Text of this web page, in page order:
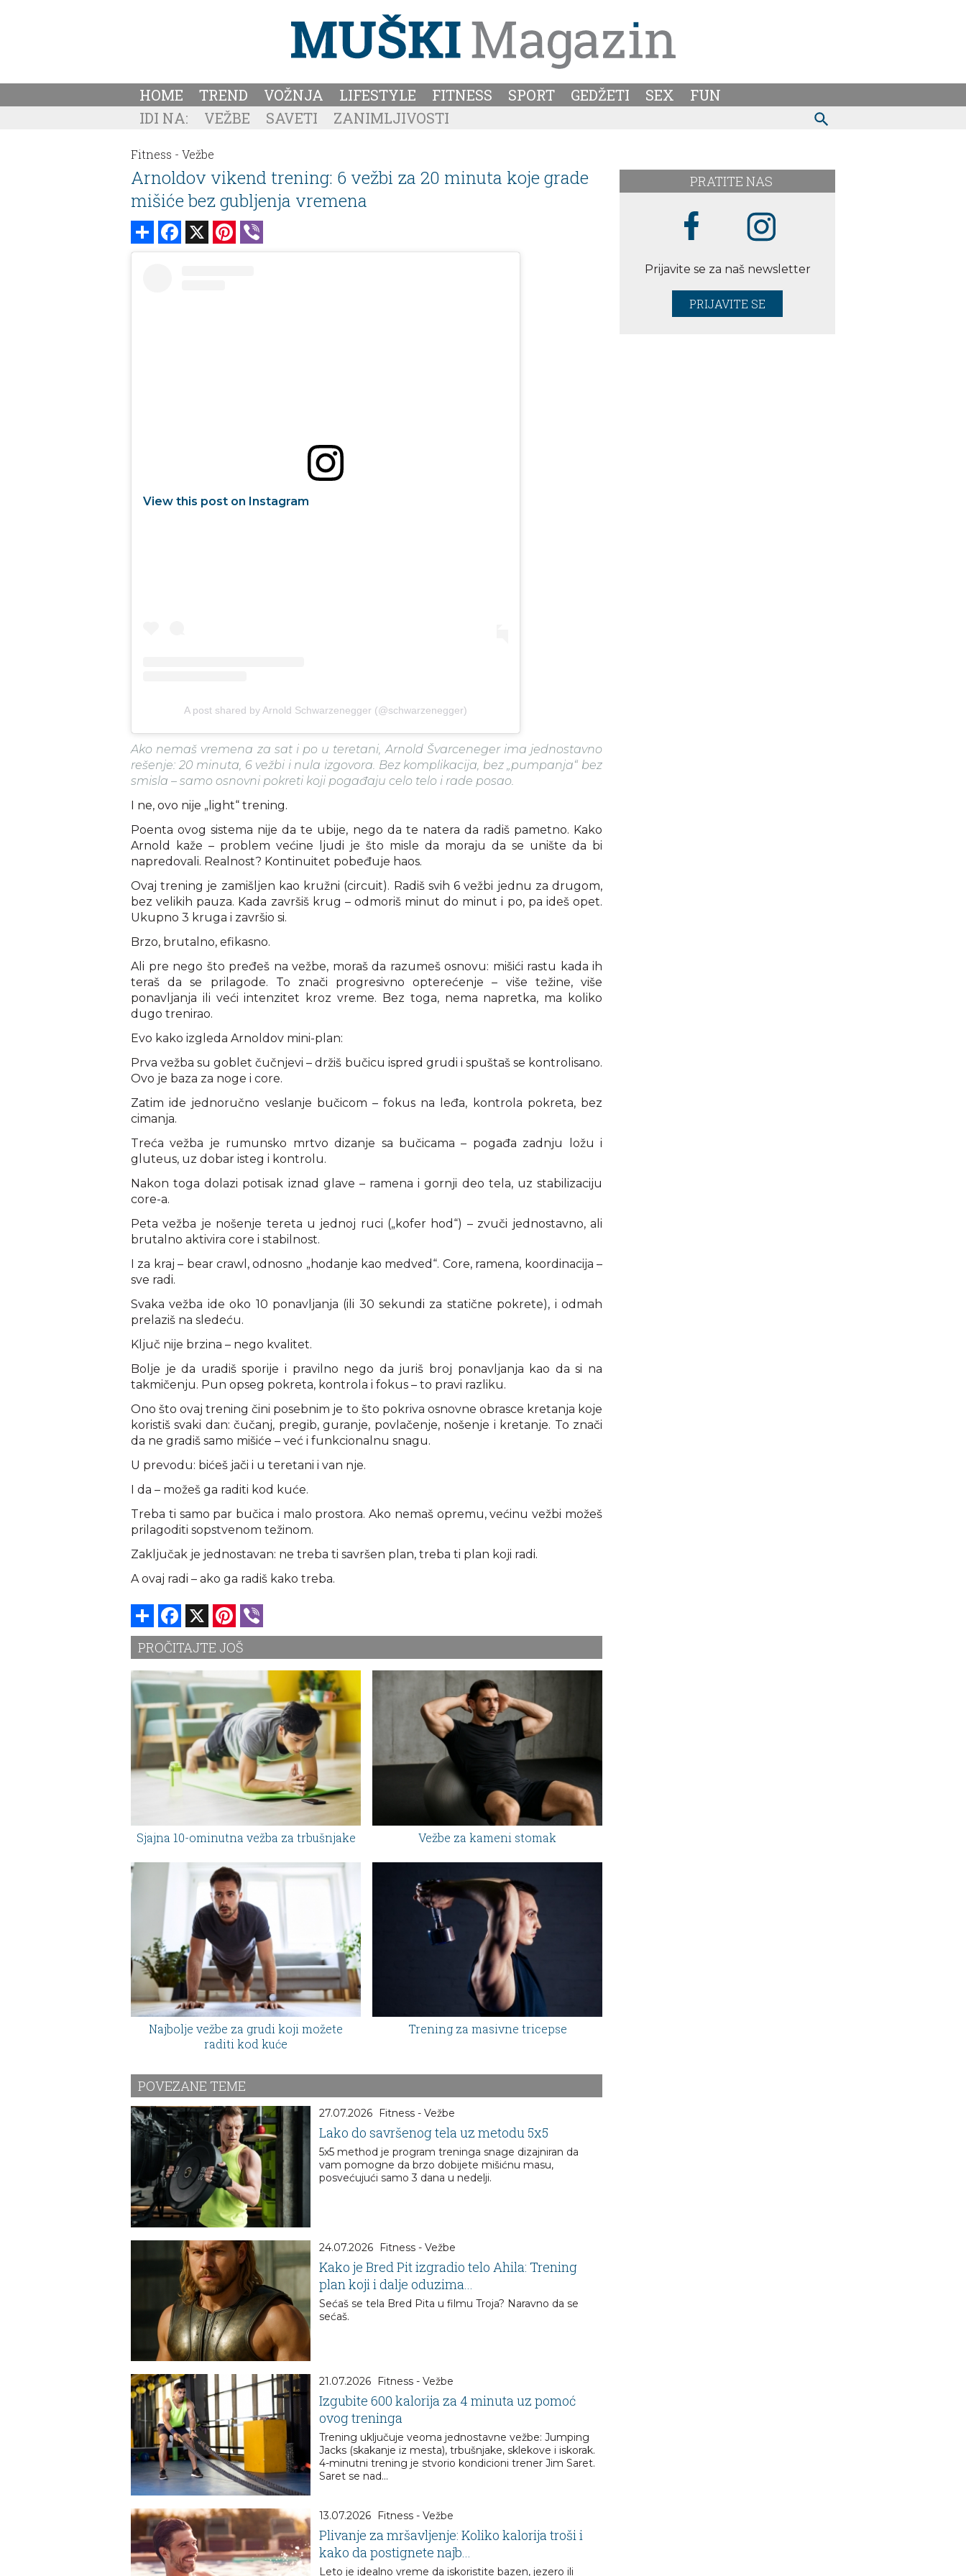
HOME TREND VOŽNJA LIFESTYLE FITNESS SPORT GEDŽETI SEX
FUN
IDI NA:
VEŽBE SAVETI ZANIMLJIVOSTI
Fitness - Vežbe
Arnoldov vikend trening: 6 vežbi za 20 minuta koje grade
mišiće bez gubljenja vremena
Share Facebook Pinterest
View this post on Instagram
A post shared by Arnold Schwarzenegger (@schwarzenegger)
Ako nemaš vremena za sat i po u teretani, Arnold Švarceneger ima jednostavno
rešenje: 20 minuta, 6 vežbi i nula izgovora. Bez komplikacija, bez „pumpanja“ bez
smisla – samo osnovni pokreti koji pogađaju celo telo i rade posao.
I ne, ovo nije „light“ trening.
Poenta ovog sistema nije da te ubije, nego da te natera da radiš pametno. Kako
Arnold kaže – problem većine ljudi je što misle da moraju da se unište da bi
napredovali. Realnost? Kontinuitet pobeđuje haos.
Ovaj trening je zamišljen kao kružni (circuit). Radiš svih 6 vežbi jednu za drugom,
bez velikih pauza. Kada završiš krug – odmoriš minut do minut i po, pa ideš opet.
Ukupno 3 kruga i završio si.
Brzo, brutalno, efikasno.
Ali pre nego što pređeš na vežbe, moraš da razumeš osnovu: mišići rastu kada ih
teraš da se prilagode. To znači progresivno opterećenje – više težine, više
ponavljanja ili veći intenzitet kroz vreme. Bez toga, nema napretka, ma koliko
dugo trenirao.
Evo kako izgleda Arnoldov mini-plan:
Prva vežba su goblet čučnjevi – držiš bučicu ispred grudi i spuštaš se kontrolisano.
Ovo je baza za noge i core.
Zatim ide jednoručno veslanje bučicom – fokus na leđa, kontrola pokreta, bez
cimanja.
Treća vežba je rumunsko mrtvo dizanje sa bučicama – pogađa zadnju ložu i
gluteus, uz dobar isteg i kontrolu.
Nakon toga dolazi potisak iznad glave – ramena i gornji deo tela, uz stabilizaciju
core-a.
Peta vežba je nošenje tereta u jednoj ruci („kofer hod“) – zvuči jednostavno, ali
brutalno aktivira core i stabilnost.
I za kraj – bear crawl, odnosno „hodanje kao medved“. Core, ramena, koordinacija –
sve radi.
Svaka vežba ide oko 10 ponavljanja (ili 30 sekundi za statične pokrete), i odmah
prelaziš na sledeću.
Ključ nije brzina – nego kvalitet.
Bolje je da uradiš sporije i pravilno nego da juriš broj ponavljanja kao da si na
takmičenju. Pun opseg pokreta, kontrola i fokus – to pravi razliku.
Ono što ovaj trening čini posebnim je to što pokriva osnovne obrasce kretanja koje
koristiš svaki dan: čučanj, pregib, guranje, povlačenje, nošenje i kretanje. To znači
da ne gradiš samo mišiće – već i funkcionalnu snagu.
U prevodu: bićeš jači i u teretani i van nje.
I da – možeš ga raditi kod kuće.
Treba ti samo par bučica i malo prostora. Ako nemaš opremu, većinu vežbi možeš
prilagoditi sopstvenom težinom.
Zaključak je jednostavan: ne treba ti savršen plan, treba ti plan koji radi.
A ovaj radi – ako ga radiš kako treba.
Share Facebook Pinterest
PROČITAJTE JOŠ
Sjajna 10-ominutna vežba za trbušnjake Vežbe za kameni stomak
Najbolje vežbe za grudi koji možete
raditi kod kuće
Trening za masivne tricepse
POVEZANE TEME
27.07.2026 Fitness - Vežbe
Lako do savršenog tela uz metodu 5x5
5x5 method je program treninga snage dizajniran da
vam pomogne da brzo dobijete mišićnu masu,
posvećujući samo 3 dana u nedelji.
24.07.2026 Fitness - Vežbe
Kako je Bred Pit izgradio telo Ahila: Trening
plan koji i dalje oduzima...
Sećaš se tela Bred Pita u filmu Troja? Naravno da se
sećaš.
21.07.2026 Fitness - Vežbe
Izgubite 600 kalorija za 4 minuta uz pomoć
ovog treninga
Trening uključuje veoma jednostavne vežbe: Jumping
Jacks (skakanje iz mesta), trbušnjake, sklekove i iskorak.
4-minutni trening je stvorio kondicioni trener Jim Saret.
Saret se nad...
13.07.2026 Fitness - Vežbe
Plivanje za mršavljenje: Koliko kalorija troši i
kako da postignete najb...
Leto je idealno vreme da iskoristite bazen, jezero ili
PRATITE NAS
Prijavite se za naš newsletter
PRIJAVITE SE